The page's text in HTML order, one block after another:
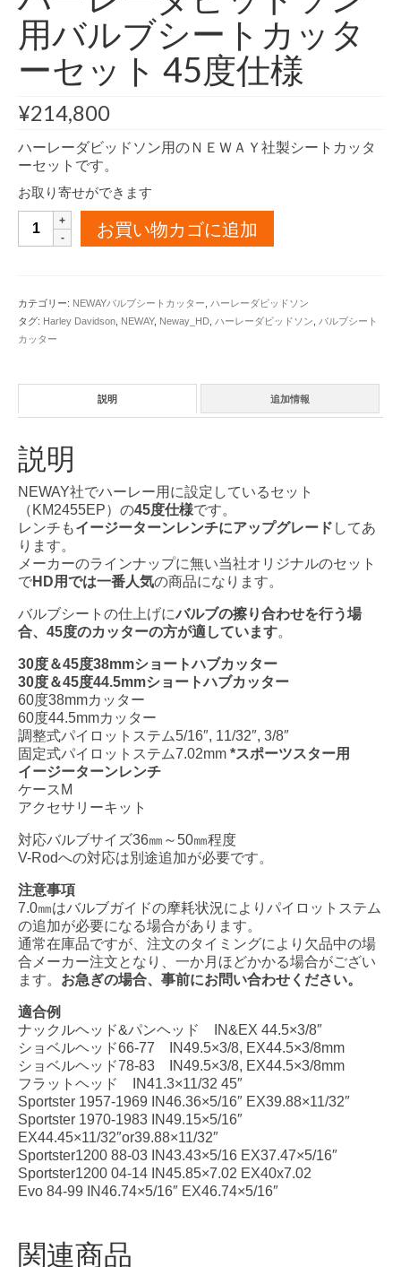
用バルブシートカッタ
ーセット 45度仕様
¥214,800
ハーレーダビッドソン用のＮＥＷＡＹ社製シートカッタ
ーセットです。
お取り寄せができます
ビ
ッ
ド
バ
ブ
シ
ー
ト
カ
ッ
タ
ー
ッ
ト
度
仕
様
個
お買い物カゴに追加
カテゴリー: NEWAYバルブシートカッター
ハーレーダビッドソン
タグ: Harley Davidson NEWAY, Neway_HD ハーレーダビッドソン
バルブシート
カッター
説明 追加情報
説明
NEWAY社でハーレー用に設定しているセット
（KM2455EP）の45度仕様です。
レンチもイージーターンレンチにアップグレード してあ
ります。
メーカーのラインナップに無い当社オリジナルのセット
でHD用では一番人気の商品になります。
バルブシートの仕上げにバルブの擦り合わせを行う場
合、45度のカッターの方が適しています。
30度＆45度38mmショートハブカッター
30度＆45度44.5mmショートハブカッター
60度38mmカッター
60度44.5mmカッター
調整式パイロットステム5/16″, 11/32″, 3/8″
固定式パイロットステム7.02mm *スポーツスター用
イージーターンレンチ
ケースM
アクセサリーキット
対応バルブサイズ36㎜～50㎜程度
V-Rodへの対応は別途追加が必要です。
注意事項
7.0㎜はバルブガイドの摩耗状況によりパイロットステム
の追加が必要になる場合があります。
通常在庫品ですが、注文のタイミングにより欠品中の場
合メーカー注文となり、一か月ほどかかる場合がござい
ます。 お急ぎの場合、事前にお問い合わせください。
適合例
ナックルヘッド&パンヘッド IN&EX 44.5×3/8″
ショベルヘッド66-77 IN49.5×3/8, EX44.5×3/8mm
ショベルヘッド78-83 IN49.5×3/8, EX44.5×3/8mm
フラットヘッド IN41.3×11/32 45″
Sportster 1957-1969 IN46.36×5/16″ EX39.88×11/32″
Sportster 1970-1983 IN49.15×5/16″
EX44.45×11/32″or39.88×11/32″
Sportster1200 88-03 IN43.43×5/16 EX37.47×5/16″
Sportster1200 04-14 IN45.85×7.02 EX40x7.02
Evo 84-99 IN46.74×5/16″ EX46.74×5/16″
関連商品